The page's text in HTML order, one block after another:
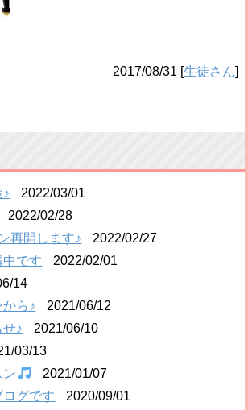
2017/08/31 [生徒さん]
2022/03/01
2022/02/28
再開します♪
2022/02/27
中です
2022/02/01
14
ら♪
2021/06/12
♪
2021/06/10
03/13
ン
2021/01/07
グです
2020/09/01